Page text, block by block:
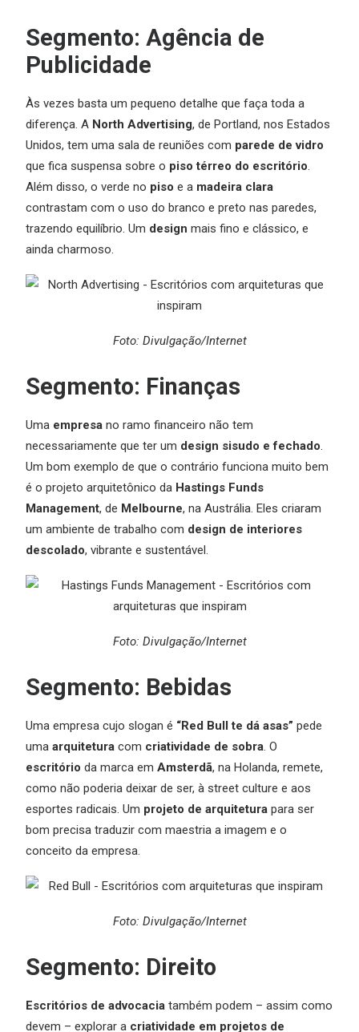
Segmento: Agência de
Publicidade
Às vezes basta um pequeno detalhe que faça toda a
diferença. A North Advertising, de Portland, nos Estados
Unidos, tem uma sala de reuniões com parede de vidro
que fica suspensa sobre o piso térreo do escritório.
Além disso, o verde no piso e a madeira clara
contrastam com o uso do branco e preto nas paredes,
trazendo equilíbrio. Um design mais fino e clássico, e
ainda charmoso.
Foto: Divulgação/Internet
Segmento: Finanças
Uma empresa no ramo financeiro não tem
necessariamente que ter um design sisudo e fechado.
Um bom exemplo de que o contrário funciona muito bem
é o projeto arquitetônico da Hastings Funds
Management, de Melbourne, na Austrália. Eles criaram
um ambiente de trabalho com design de interiores
descolado, vibrante e sustentável.
Foto: Divulgação/Internet
Segmento: Bebidas
Uma empresa cujo slogan é “Red Bull te dá asas” pede
uma arquitetura com criatividade de sobra. O
escritório da marca em Amsterdã, na Holanda, remete,
como não poderia deixar de ser, à street culture e aos
esportes radicais. Um projeto de arquitetura para ser
bom precisa traduzir com maestria a imagem e o
conceito da empresa.
Foto: Divulgação/Internet
Segmento: Direito
Escritórios de advocacia também podem – assim como
devem – explorar a criatividade em projetos de